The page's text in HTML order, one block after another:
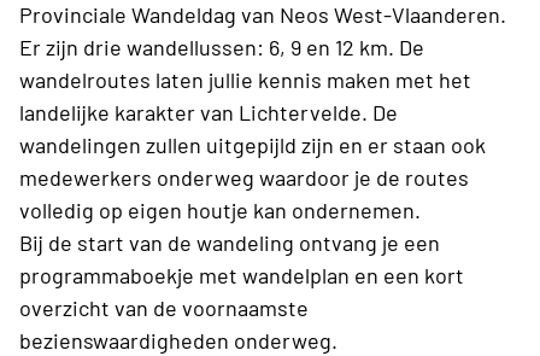
Provinciale Wandeldag van Neos West-Vlaanderen.
Er zijn drie wandellussen: 6, 9 en 12 km. De
wandelroutes laten jullie kennis maken met het
landelijke karakter van Lichtervelde. De
wandelingen zullen uitgepijld zijn en er staan ook
medewerkers onderweg waardoor je de routes
volledig op eigen houtje kan ondernemen.
Bij de start van de wandeling ontvang je een
programmaboekje met wandelplan en een kort
overzicht van de voornaamste
bezienswaardigheden onderweg.